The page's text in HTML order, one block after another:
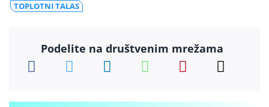
TOPLOTNI TALAS
Podelite na društvenim mrežama